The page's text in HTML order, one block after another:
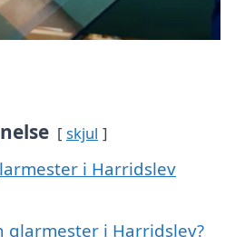
skjul
i Harridslev
glarmester i Harridslev?